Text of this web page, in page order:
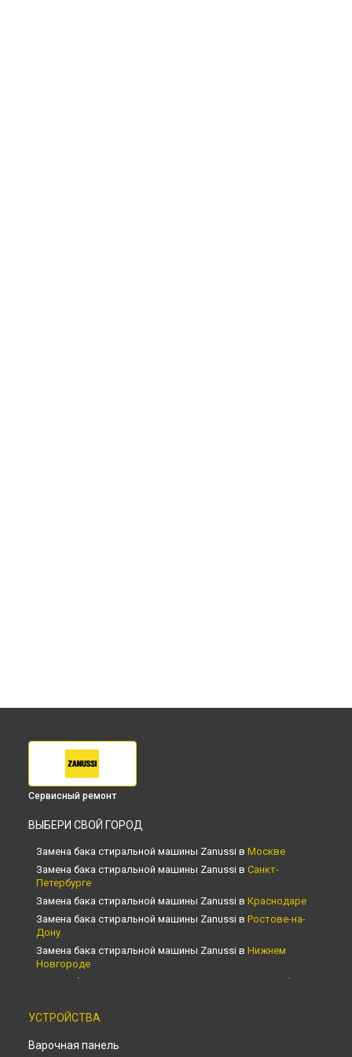
Сервисный ремонт
ВЫБЕРИ СВОЙ ГОРОД
Замена бака стиральной машины Zanussi в Москве
Замена бака стиральной машины Zanussi в Санкт-
Петербурге
Замена бака стиральной машины Zanussi в Краснодаре
Замена бака стиральной машины Zanussi в Ростове-на-
Дону
Замена бака стиральной машины Zanussi в Нижнем
Новгороде
Замена бака стиральной машины Zanussi в
Новосибирске
Замена бака стиральной машины Zanussi в
Замена бака стиральной машины Zanussi в
УСТРОЙСТВА
Варочная панель